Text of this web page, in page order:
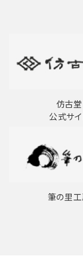
仿古堂
公式サイ
筆の里